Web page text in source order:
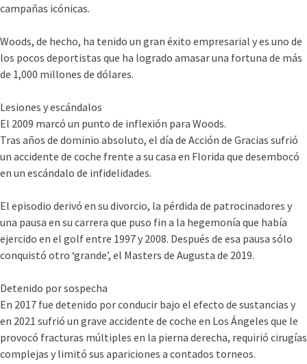
campañas icónicas.
Woods, de hecho, ha tenido un gran éxito empresarial y es uno de
los pocos deportistas que ha logrado amasar una fortuna de más
de 1,000 millones de dólares.
Lesiones y escándalos
El 2009 marcó un punto de inflexión para Woods.
Tras años de dominio absoluto, el día de Acción de Gracias sufrió
un accidente de coche frente a su casa en Florida que desembocó
en un escándalo de infidelidades.
El episodio derivó en su divorcio, la pérdida de patrocinadores y
una pausa en su carrera que puso fin a la hegemonía que había
ejercido en el golf entre 1997 y 2008. Después de esa pausa sólo
conquistó otro ‘grande’, el Masters de Augusta de 2019.
Detenido por sospecha
En 2017 fue detenido por conducir bajo el efecto de sustancias y
en 2021 sufrió un grave accidente de coche en Los Ángeles que le
provocó fracturas múltiples en la pierna derecha, requirió cirugías
complejas y limitó sus apariciones a contados torneos.